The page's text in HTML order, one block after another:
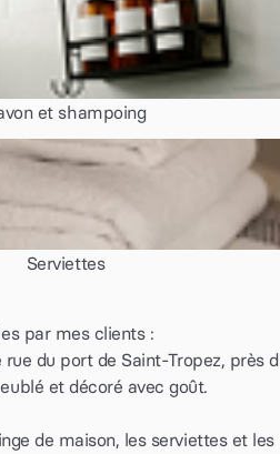
et shampoing
Serviettes
par mes clients :
du port de Saint-Tropez, près
et décoré avec goût.
de maison, les serviettes et